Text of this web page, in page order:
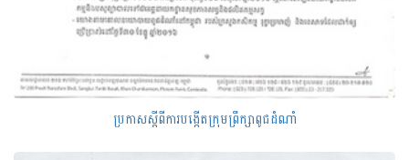
ប្រកាសស្តីពីការបង្កើតក្រុមព្រឹក្សាពូជដំណាំ